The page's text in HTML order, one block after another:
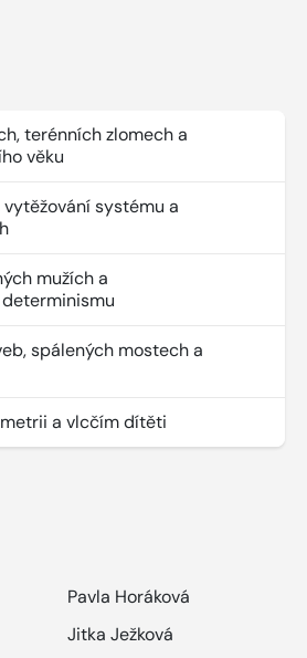
terénních zlomech a
věku
systému a
mužích a
spálených mostech a
a vlcčím dítěti
Pavla Horáková
Jitka Ježková